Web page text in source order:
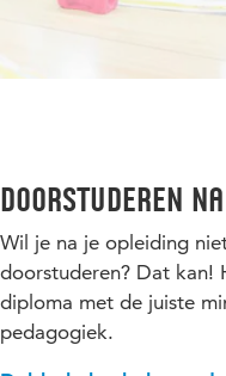
Doorstuderen
Wil je na je opleiding
doorstuderen? Dat kan!
diploma met de juiste
pedagogiek.